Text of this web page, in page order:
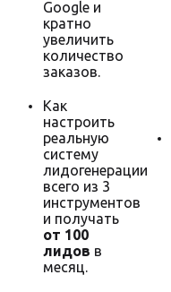
Google и
кратно
увеличить
количество
заказов.
Как
настроить
реальную
систему
лидогенерации
всего из 3
инструментов
и получать
от 100
лидов в
месяц.